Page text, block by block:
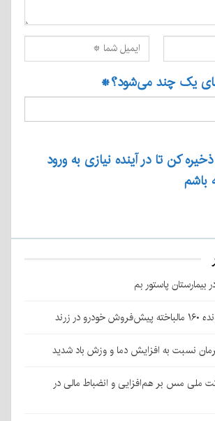
یک چند می‌شود؟*
کن تا در آینده نیازی به ورود
باشم
پاستور بم
زرند
نسبت به افزایش دما و وزش باد شدید
ملی مس بر هم‌افزایی و انضباط مالی در